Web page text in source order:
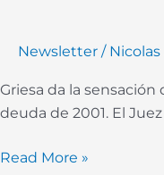
Newsletter / Nicolas
Griesa da la
deuda de 2001. El
Read More »